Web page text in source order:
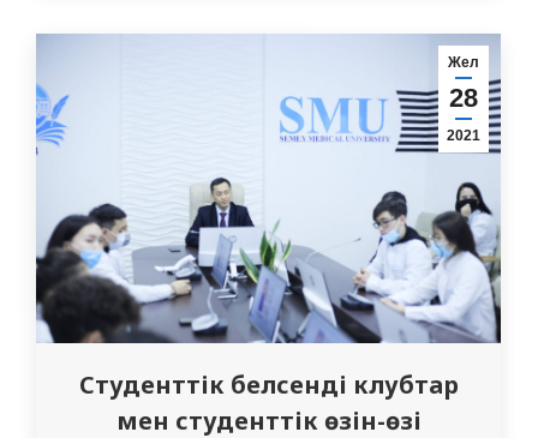
неонатология саласындағы өзекті
мәселелер қаралып, дәлелдемелі
медицина тұрғысынан мақалалар
талқылауға түседі. Бұл өз кезегінде жас
мамандардың клиникалық талдау,
сараптау қабілетін жақсартып,
қызығушылықтарын арттырады. 2021…
Жел
28
2021
Студенттік белсенді клубтар
мен студенттік өзін-өзі